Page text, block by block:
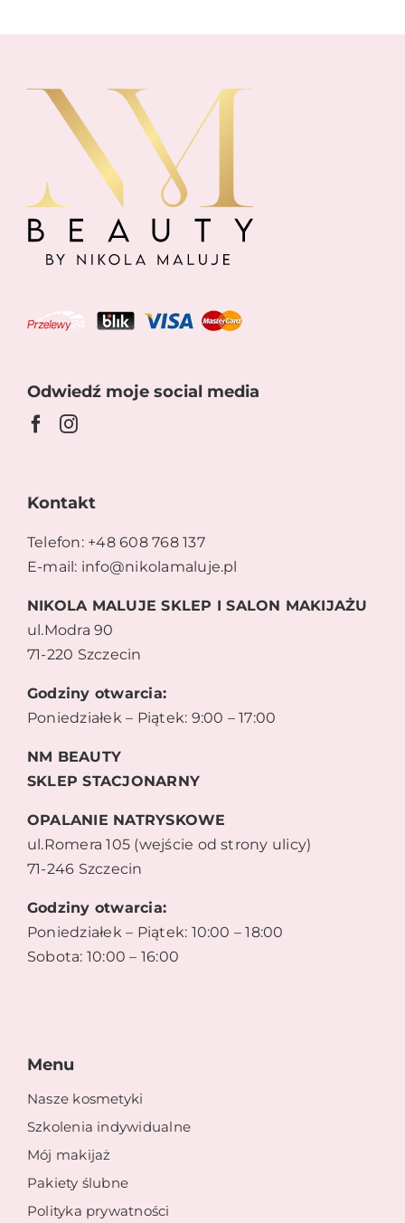
Odwiedź moje social media
Kontakt
Telefon: +48 608 768 137
E-mail: info@nikolamaluje.pl
NIKOLA MALUJE SKLEP I SALON MAKIJAŻU
ul.Modra 90
71-220 Szczecin
Godziny otwarcia:
Poniedziałek – Piątek: 9:00 – 17:00
NM BEAUTY
SKLEP STACJONARNY
OPALANIE NATRYSKOWE
ul.Romera 105 (wejście od strony ulicy)
71-246 Szczecin
Godziny otwarcia:
Poniedziałek – Piątek: 10:00 – 18:00
Sobota: 10:00 – 16:00
Menu
Nasze kosmetyki
Szkolenia indywidualne
Mój makijaż
Pakiety ślubne
Polityka prywatności